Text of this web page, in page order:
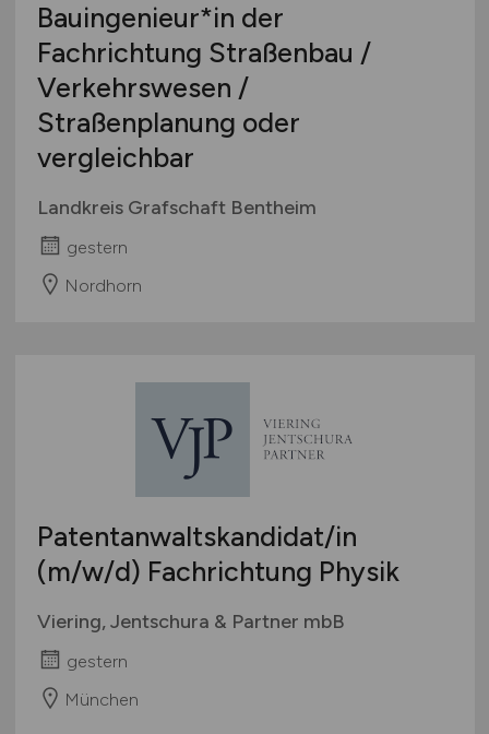
Bauingenieur*in der
Fachrichtung Straßenbau /
Verkehrswesen /
Straßenplanung oder
vergleichbar
Landkreis Grafschaft Bentheim
gestern
Nordhorn
Patentanwaltskandidat/in
(m/w/d) Fachrichtung Physik
Viering, Jentschura & Partner mbB
gestern
München